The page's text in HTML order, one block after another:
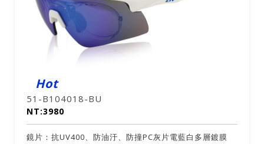
Hot
51-B104018-BU
NT:3980
鏡片：抗UV400、防油汙、防撞PC灰片電藍白多層鍍膜